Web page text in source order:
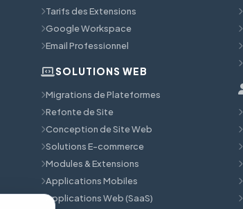
Tarifs des Extensions
Google Workspace
Email Professionnel
SOLUTIONS WEB
Migrations de Plateformes
Refonte de Site
Conception de Site Web
Solutions E-commerce
Modules & Extensions
Applications Mobiles
Applications Web (SaaS)